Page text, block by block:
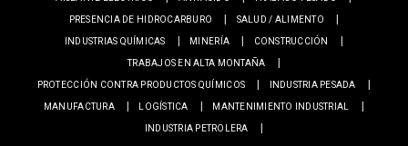
PRESENCIA DE HIDROCARBURO
SALUD / ALIMENTO
INDUSTRIAS QUÍMICAS
MINERÍA
CONSTRUCCIÓN
TRABAJOS EN ALTA MONTAÑA
PROTECCIÓN CONTRA PRODUCTOS QUÍMICOS
INDUSTRIA PESADA
MANUFACTURA
LOGÍSTICA
MANTENIMIENTO INDUSTRIAL
INDUSTRIA PETROLERA